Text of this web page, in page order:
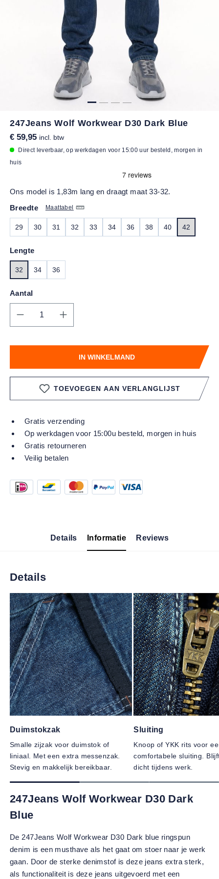
247Jeans Wolf Workwear D30 Dark Blue
€ 59,95 incl. btw
Direct leverbaar, op werkdagen voor 15:00 uur besteld, morgen in
huis
Ons model is 1,83m lang en draagt maat 33-32.
Maattabel
Breedte
29 30 31 32 33 34 36 38 40 42
Lengte
32 34 36
Aantal
Producthoeveelheid: Voer de gewenste
IN WINKELMAND
TOEVOEGEN AAN VERLANGLIJST
Gratis verzending
Op werkdagen voor 15:00u besteld, morgen in huis
Gratis retourneren
Veilig betalen
Details Informatie Reviews
Details
Duimstokzak
Smalle zijzak voor duimstok of
liniaal. Met een extra messenzak.
Stevig en makkelijk bereikbaar.
Sluiting
Knoop of YKK rits voor
comfortabele sluiting.
dicht tijdens werk.
247Jeans Wolf Workwear D30 Dark
Blue
De 247Jeans Wolf Workwear D30 Dark blue ringspun
denim is een musthave als het gaat om stoer naar je werk
gaan. Door de sterke denimstof is deze jeans extra sterk,
als functionaliteit is deze jeans uitgevoerd met een